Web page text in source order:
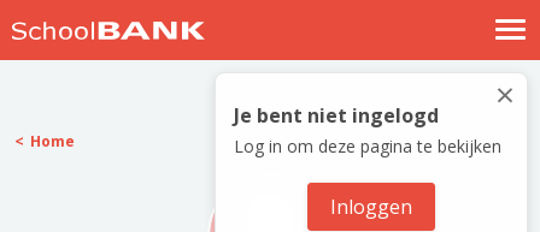
Nostalgische verhalen
Log in
Meld je gratis aan
×
Je bent niet ingelogd
Log in om deze pagina te bekijken
Inloggen
Home